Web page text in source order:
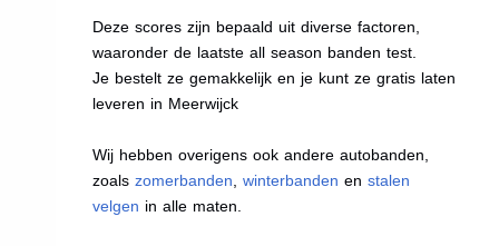
Deze scores zijn bepaald uit diverse factoren,
waaronder de laatste all season banden test.
Je bestelt ze gemakkelijk en je kunt ze gratis laten
leveren in Meerwijck
Wij hebben overigens ook andere autobanden,
zoalszomerbanden ,winterbanden enstalen
velgen in alle maten.